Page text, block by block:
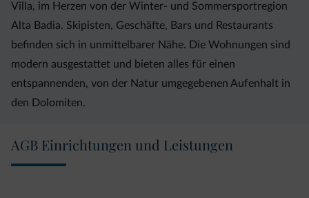
Villa, im Herzen von der Winter- und Sommersportregion
Alta Badia. Skipisten, Geschäfte, Bars und Restaurants
befinden sich in unmittelbarer Nähe. Die Wohnungen sind
modern ausgestattet und bieten alles für einen
entspannenden, von der Natur umgegebenen Aufenhalt in
den Dolomiten.
AGB Einrichtungen und Leistungen